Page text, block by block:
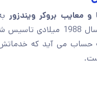
و معایب بروکر ویندزور
کارگزاری ویندزور در سال 1988
حساب می آید که خدماتش